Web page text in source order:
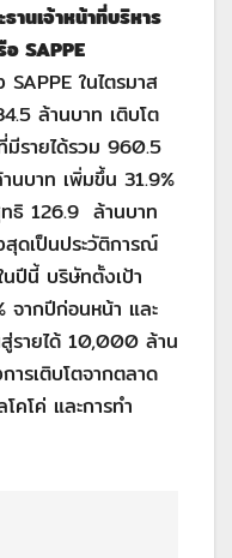
านเจ้าหน้าที่บริหาร
อSAPPE
SAPPE ในไตรมาส
ล้านบาท เติบโต
รายได้รวม 960.5
นบาท เพิ่มขึ้น 31.9%
ทธิ 126.9 ล้านบาท
สุดเป็นประวัติการณ์
ปีนี้ บริษัทตั้งเป้า
จากปีก่อนหน้า และ
สู่รายได้ 10,000 ล้าน
ารเติบโตจากตลาด
คโค่ และการทำ